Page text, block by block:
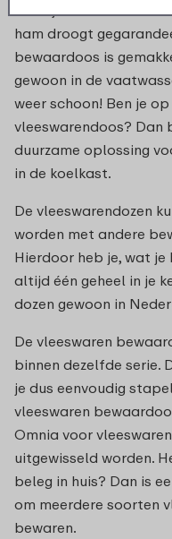
van zijn dat vers ook
ham droogt
bewaardoos is
gewoon in de
weer schoon! Ben je
vleeswarendoos? Dan
duurzame oplossing
in de koelkast.
De vleeswarendozen
worden met andere
Hierdoor heb je, wat
altijd één geheel in je
dozen gewoon in
De vleeswaren
binnen dezelfde serie.
je dus eenvoudig
vleeswaren
Omnia voor
uitgewisseld worden.
beleg in huis? Dan is
om meerdere soorten
bewaren.